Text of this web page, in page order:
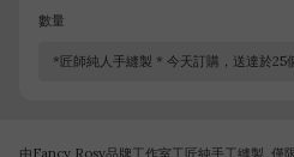
數量
*匠師純人手縫製 * 今天訂購，送達於25
由Fancy Rosy品牌工作室工匠純手工縫製, 僅